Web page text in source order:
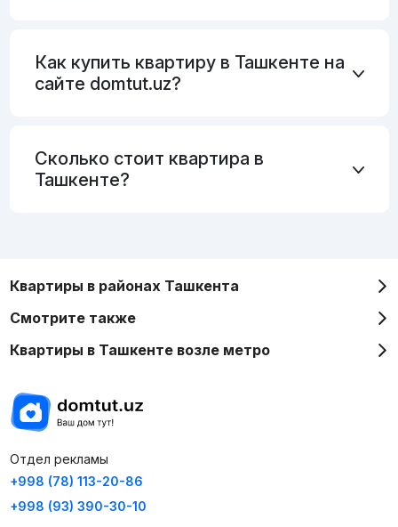
Как купить квартиру в Ташкенте на
сайте domtut.uz?
Сколько стоит квартира в
Ташкенте?
Квартиры в районах Ташкента
Смотрите также
Квартиры в Ташкенте возле метро
Отдел рекламы
+998 (78) 113-20-86
+998 (93) 390-30-10